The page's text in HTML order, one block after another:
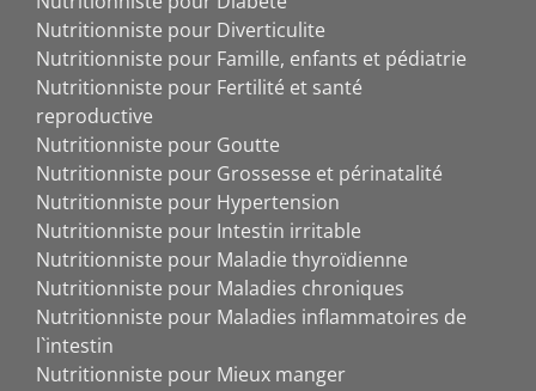
Nutritionniste pour Diverticulite
Nutritionniste pour Famille, enfants et pédiatrie
Nutritionniste pour Fertilité et santé
reproductive
Nutritionniste pour Goutte
Nutritionniste pour Grossesse et périnatalité
Nutritionniste pour Hypertension
Nutritionniste pour Intestin irritable
Nutritionniste pour Maladie thyroïdienne
Nutritionniste pour Maladies chroniques
Nutritionniste pour Maladies inflammatoires de
l`intestin
Nutritionniste pour Mieux manger